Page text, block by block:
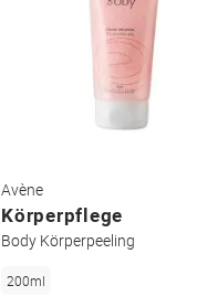
Avène
Körperpflege
Body Körperpeeling
200ml